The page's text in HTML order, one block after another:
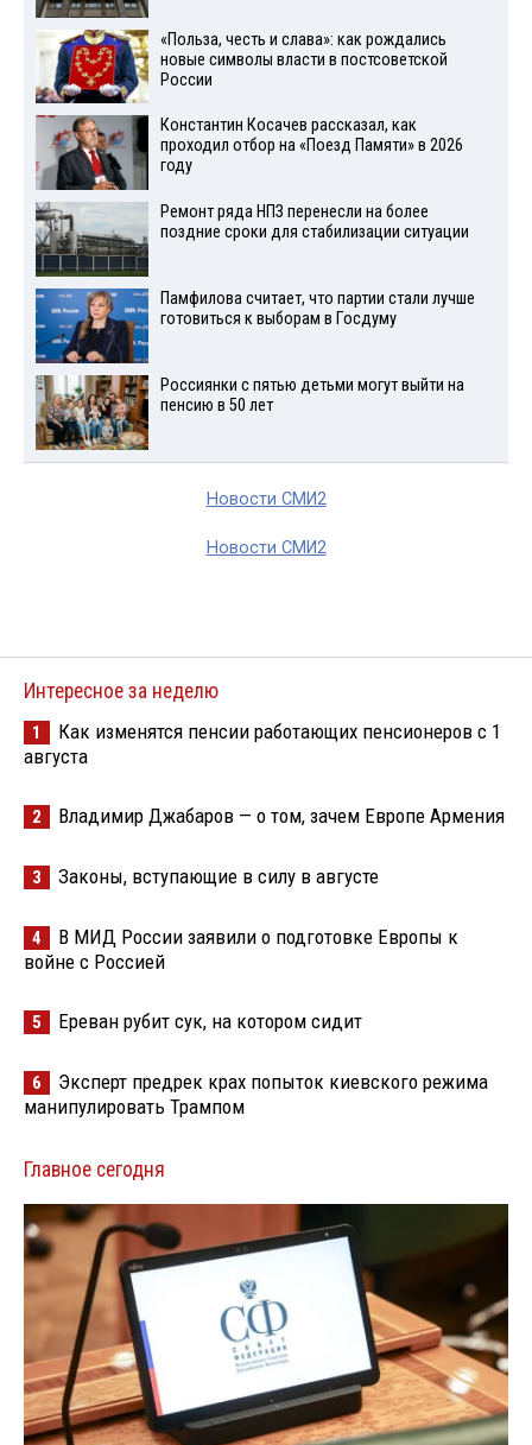
«Польза, честь и слава»: как рождались
новые символы власти в постсоветской
России
Константин Косачев рассказал, как
проходил отбор на «Поезд Памяти» в 2026
году
Ремонт ряда НПЗ перенесли на более
поздние сроки для стабилизации ситуации
Памфилова считает, что партии стали лучше
готовиться к выборам в Госдуму
Россиянки с пятью детьми могут выйти на
пенсию в 50 лет
Новости СМИ2
Новости СМИ2
Интересное за неделю
1
Как изменятся пенсии работающих пенсионеров с 1
августа
2 Владимир Джабаров — о том, зачем Европе Армения
3 Законы, вступающие в силу в августе
4
В МИД России заявили о подготовке Европы к
войне с Россией
5 Ереван рубит сук, на котором сидит
6
Эксперт предрек крах попыток киевского режима
манипулировать Трампом
Главное сегодня